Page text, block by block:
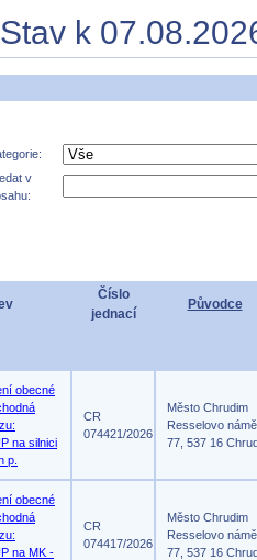
k
v
Číslo
jednací
Původce
obecné
na silnici
p.
CR
074421/2026
Město Chrudim
Resselovo
77, 537 16
obecné
na MK -
CR
074417/2026
Město Chrudim
Resselovo
77, 537 16